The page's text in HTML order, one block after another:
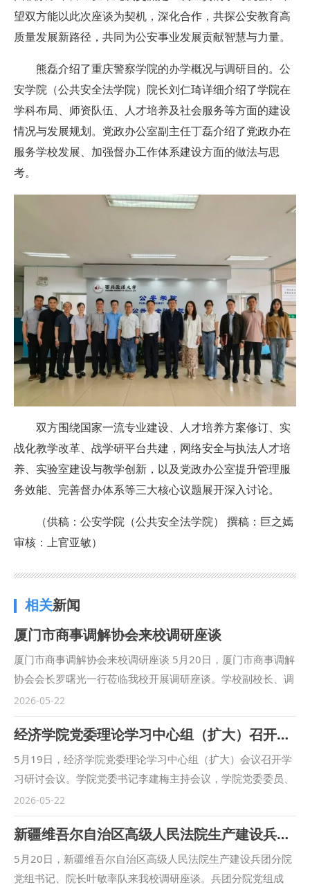
望双方能以此次座谈为契机，深化合作，共探公安教育高
质量发展新路径，共同为公安事业发展贡献智慧与力量。
熊磊介绍了重庆警察学院的办学概况与调研目的。公
安学院（公共安全法学院）院长刘仁琦详细介绍了学院在
学科布局、师资队伍、人才培养及社会服务等方面的建设
情况与发展规划。党政办公室副主任丁磊介绍了党政办在
服务学校发展、加强督办工作体系建设方面的做法与思
考。
双方围绕‌国家一流专业建设、人才培养方案修订、实
战化教学改革、战学研平台共建‌，网络安全与执法人才培
养、实验室建设与教学创新‌，以及‌党政办公室提升管理服
务效能、完善督办体系‌等三大核心议题展开深入讨论。
（供稿：公安学院（公共安全法学院） 撰稿：巨之嫣
审核：上官亚敏）
相关新闻
厦门市商事调解协会来校调研座谈
厦门市商事调解协会来校调研座谈 5月20日，厦门市商事调解
协会会长罗曙光一行莅临我校开展调研座谈。学校副校长、调
解研究院院长张荣刚出席座谈会并致辞，座谈会由调解研究院
副院长李岚林主持。 张荣刚代表学校对厦门市商事调解协
会一行的到来表示热烈欢迎，并简要介绍了我校在调解学科建
设、人才培养、理论研究与社会服务等方面的发展成效。他指
出，学校深耕纠纷化解与基层治理研究，整合多学科资源，依
托实践平台，形成理论与实务协同的调解人才培养模式。他强
调，相关团队要借此次交流契机，对接行业需求，聚焦重点问
题深化研究，推动校协合作，以高质量成果服务商事调解事业
发展。 罗曙光表示，西北政法大学作为全国较早设立调解
研究院的高校，坚持理论与实践深度融合，为商事调解职业化
2026-05-22
经济学院党委理论学习中心组（扩大）召开学习研讨会议
5月19日，经济学院党委理论学习中心组（扩大）会议召开学
习研讨会议。学院党委书记李建梅主持会议，学院党委委员、
各党支部书记、科级干部参加会议。学校理论学习中心组学习
旁听组第一组组长、校党委委员、党委统战部部长、招生就业
处处长燕福民列席会议。 会议集中观看学习了习近平总书记
在“五一”国际劳动节到来之际发表的重要讲话精神、习近平总
书记给中国青年五四奖章暨新时代青年先锋奖获奖者代表回信
2026-05-22
新疆维吾尔自治区高级人民法院生产建设兵团分院院长叶敏一行来校调研
5月20日，新疆维吾尔自治区高级人民法院生产建设兵团分院
党组书记、院长叶敏率队来我校调研座谈。兵团分院党组成